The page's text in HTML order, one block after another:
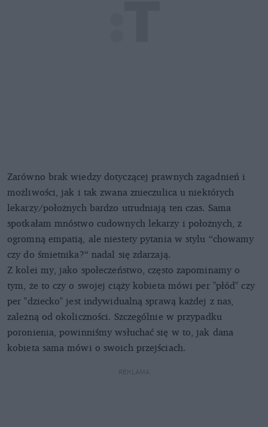
Zarówno brak wiedzy dotyczącej prawnych zagadnień i
możliwości, jak i tak zwana znieczulica u niektórych
lekarzy/położnych bardzo utrudniają ten czas. Sama
spotkałam mnóstwo cudownych lekarzy i położnych, z
ogromną empatią, ale niestety pytania w stylu “chowamy
czy do śmietnika?“ nadal się zdarzają.
Z kolei my, jako społeczeństwo, często zapominamy o
tym, że to czy o swojej ciąży kobieta mówi per "płód" czy
per "dziecko" jest indywidualną sprawą każdej z nas,
zależną od okoliczności. Szczególnie w przypadku
poronienia, powinniśmy wsłuchać się w to, jak dana
kobieta sama mówi o swoich przejściach.
REKLAMA